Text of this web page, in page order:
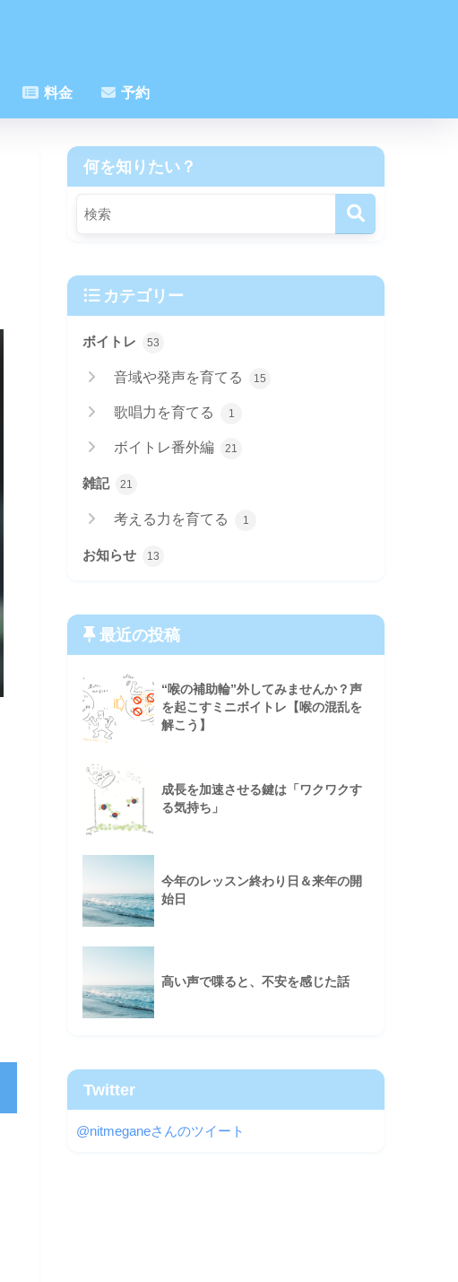
料金 予約
何を知りたい？
カテゴリー
ボイトレ 53
音域や発声を育てる 15
歌唱力を育てる 1
ボイトレ番外編 21
雑記 21
考える力を育てる 1
お知らせ 13
最近の投稿
“喉の補助輪”外してみませんか？声
を起こすミニボイトレ【喉の混乱を
解こう】
成長を加速させる鍵は「ワクワクす
る気持ち」
今年のレッスン終わり日＆来年の開
始日
高い声で喋ると、不安を感じた話
Twitter
@nitmeganeさんのツイート